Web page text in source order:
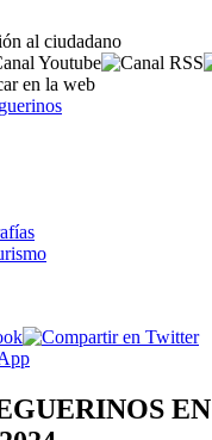
al ciudadano
EN